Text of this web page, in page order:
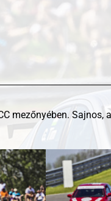
mezőnyében.